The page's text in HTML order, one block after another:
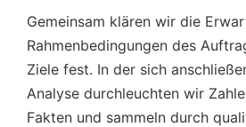
Gemeinsam klären wir die
Rahmenbedingungen des
Ziele fest. In der sich
Analyse durchleuchten wir
Fakten und sammeln durch